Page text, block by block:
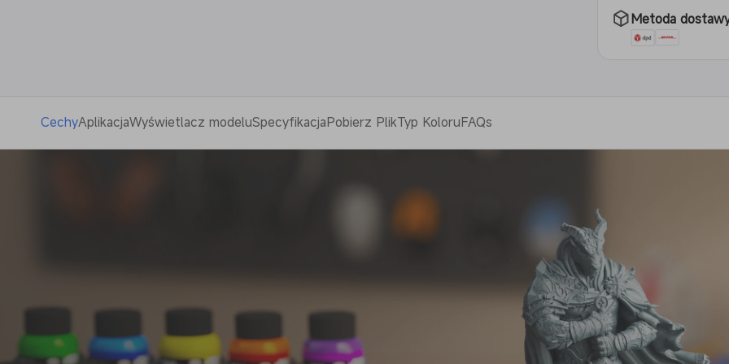
Metoda
CechyAplikacjaWyświetlacz modeluSpecyfikacjaPobierz PlikTyp KoloruFAQs